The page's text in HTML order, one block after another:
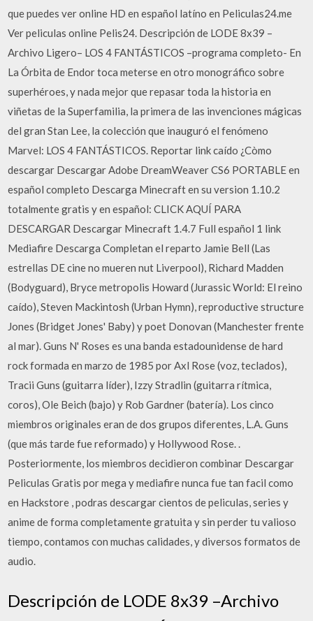
que puedes ver online HD en español latíno en Peliculas24.me
Ver peliculas online Pelis24. Descripción de LODE 8x39 –
Archivo Ligero– LOS 4 FANTÁSTICOS –programa completo- En
La Órbita de Endor toca meterse en otro monográfico sobre
superhéroes, y nada mejor que repasar toda la historia en
viñetas de la Superfamilia, la primera de las invenciones mágicas
del gran Stan Lee, la colección que inauguró el fenómeno
Marvel: LOS 4 FANTÁSTICOS. Reportar link caído ¿Còmo
descargar Descargar Adobe DreamWeaver CS6 PORTABLE en
español completo Descarga Minecraft en su version 1.10.2
totalmente gratis y en español: CLICK AQUÍ PARA
DESCARGAR Descargar Minecraft 1.4.7 Full español 1 link
Mediafire Descarga Completan el reparto Jamie Bell (Las
estrellas DE cine no mueren nut Liverpool), Richard Madden
(Bodyguard), Bryce metropolis Howard (Jurassic World: El reino
caído), Steven Mackintosh (Urban Hymn), reproductive structure
Jones (Bridget Jones' Baby) y poet Donovan (Manchester frente
al mar). Guns N' Roses es una banda estadounidense de hard
rock formada en marzo de 1985 por Axl Rose (voz, teclados),
Tracii Guns (guitarra líder), Izzy Stradlin (guitarra rítmica,
coros), Ole Beich (bajo) y Rob Gardner (batería). Los cinco
miembros originales eran de dos grupos diferentes, L.A. Guns
(que más tarde fue reformado) y Hollywood Rose. .
Posteriormente, los miembros decidieron combinar Descargar
Peliculas Gratis por mega y mediafire nunca fue tan facil como
en Hackstore , podras descargar cientos de peliculas, series y
anime de forma completamente gratuita y sin perder tu valioso
tiempo, contamos con muchas calidades, y diversos formatos de
audio.
Descripción de LODE 8x39 –Archivo